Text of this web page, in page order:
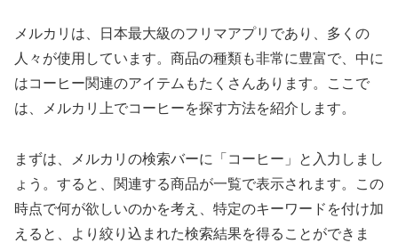
メルカリは、日本最大級のフリマアプリであり、多くの
人々が使用しています。商品の種類も非常に豊富で、中に
はコーヒー関連のアイテムもたくさんあります。ここで
は、メルカリ上でコーヒーを探す方法を紹介します。
まずは、メルカリの検索バーに「コーヒー」と入力しまし
ょう。すると、関連する商品が一覧で表示されます。この
時点で何が欲しいのかを考え、特定のキーワードを付け加
えると、より絞り込まれた検索結果を得ることができま